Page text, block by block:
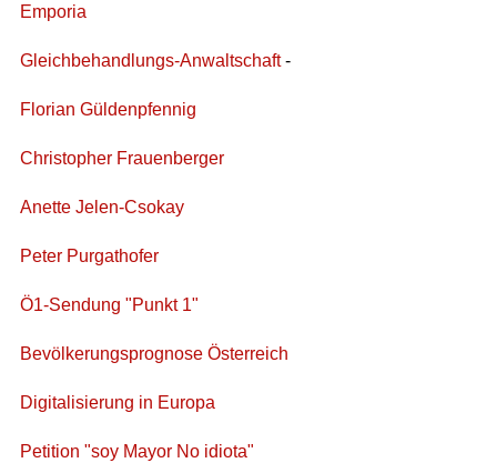
Emporia
Gleichbehandlungs-Anwaltschaft-
Florian Güldenpfennig
Christopher Frauenberger
Anette Jelen-Csokay
Peter Purgathofer
Ö1-Sendung "Punkt 1"
Bevölkerungsprognose Österreich
Digitalisierung in Europa
Petition "soy Mayor No idiota"